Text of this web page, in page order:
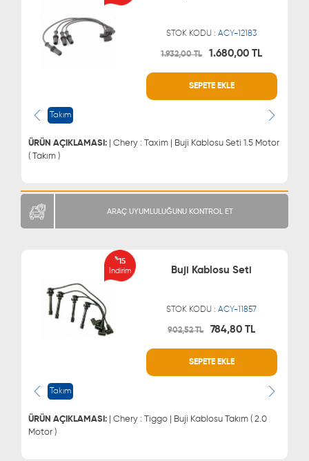
STOK KODU :ACY-12183
1.932,00 TL 1.680,00 TL
SEPETE EKLE
Takım
ÜRÜN AÇIKLAMASI: | Chery : Taxim | Buji Kablosu Seti 1.5 Motor
( Takım )
0850 255 9229
ARAÇ UYUMLULUĞUNU KONTROL ET
%15
İndirim
Buji Kablosu Seti
STOK KODU :ACY-11857
902,52 TL 784,80 TL
SEPETE EKLE
Takım
ÜRÜN AÇIKLAMASI: | Chery : Tiggo | Buji Kablosu Takım ( 2.0
Motor )
0850 255 9229